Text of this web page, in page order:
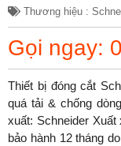
Thương hiệu :
Gọi ngay:
Thiết bị đóng cắt
quá tải & chống
xuất: Schneider
bảo hành 12 tháng